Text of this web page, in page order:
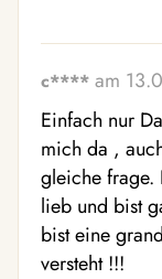
c**** am
Einfach nur
mich da ,
gleiche frage.
lieb und bist
bist eine
versteht !!!